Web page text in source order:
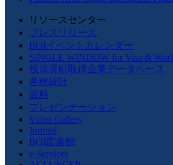
リソースセンター
プレスリリース
BOIイベントカレンダー
SINGLE WINDOW for Visa &
投資奨励取得企業データベース
各種統計
資料
プレゼンテーション
Video Gallery
Journal
BOI図書館
e-Services